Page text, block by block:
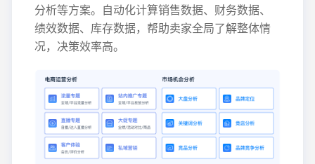
分析等方案。自动化计算销售数据、财务数据、
绩效数据、库存数据，帮助卖家全局了解整体情
况，决策效率高。